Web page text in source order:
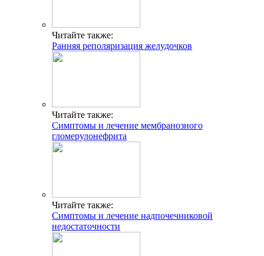
Читайте также:
Ранняя реполяризация желудочков
Читайте также:
Симптомы и лечение мембранозного
гломерулонефрита
Читайте также:
Симптомы и лечение надпочечниковой
недостаточности